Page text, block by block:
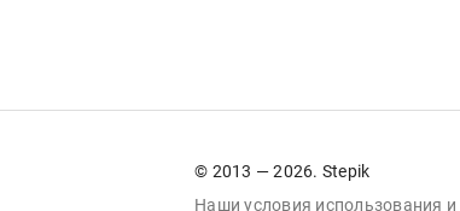
© 2013 — 2026. Stepik
Наши условия использования и